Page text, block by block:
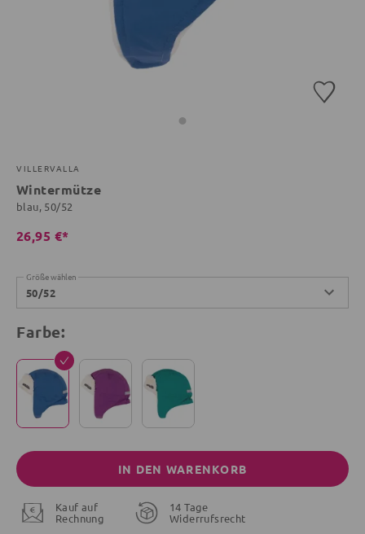
VILLERVALLA
Wintermütze
blau, 50/52
26,95 €*
Größe wählen
50/52
Farbe:
IN DEN WARENKORB
Kauf auf
Rechnung
14 Tage
Widerrufsrecht